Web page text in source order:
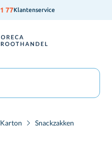
77Klantenservice
Snackzakken